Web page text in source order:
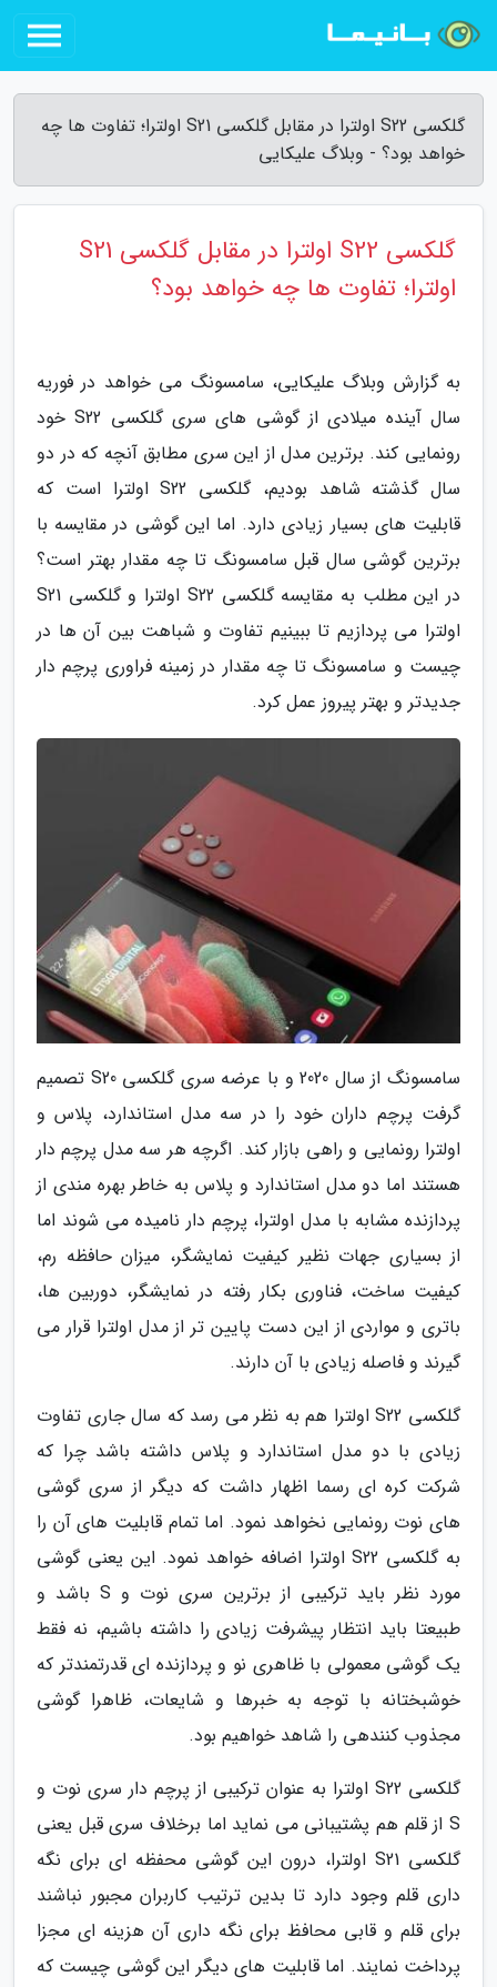
گلکسی S22 اولترا در مقابل گلکسی S21 اولترا؛ تفاوت ها چه
خواهد بود؟ - وبلاگ علیکایی
گلکسی S22 اولترا در مقابل گلکسی S21
اولترا؛ تفاوت ها چه خواهد بود؟
به گزارش وبلاگ علیکایی، سامسونگ می خواهد در فوریه
سال آینده میلادی از گوشی های سری گلکسی S22 خود
رونمایی کند. برترین مدل از این سری مطابق آنچه که در دو
سال گذشته شاهد بودیم، گلکسی S22 اولترا است که
قابلیت های بسیار زیادی دارد. اما این گوشی در مقایسه با
برترین گوشی سال قبل سامسونگ تا چه مقدار بهتر است؟
در این مطلب به مقایسه گلکسی S22 اولترا و گلکسی S21
اولترا می پردازیم تا ببینیم تفاوت و شباهت بین آن ها در
چیست و سامسونگ تا چه مقدار در زمینه فراوری پرچم دار
جدیدتر و بهتر پیروز عمل کرد.
سامسونگ از سال 2020 و با عرضه سری گلکسی S20 تصمیم
گرفت پرچم داران خود را در سه مدل استاندارد، پلاس و
اولترا رونمایی و راهی بازار کند. اگرچه هر سه مدل پرچم دار
هستند اما دو مدل استاندارد و پلاس به خاطر بهره مندی از
پردازنده مشابه با مدل اولترا، پرچم دار نامیده می شوند اما
از بسیاری جهات نظیر کیفیت نمایشگر، میزان حافظه رم،
کیفیت ساخت، فناوری بکار رفته در نمایشگر، دوربین ها،
باتری و مواردی از این دست پایین تر از مدل اولترا قرار می
گیرند و فاصله زیادی با آن دارند.
گلکسی S22 اولترا هم به نظر می رسد که سال جاری تفاوت
زیادی با دو مدل استاندارد و پلاس داشته باشد چرا که
شرکت کره ای رسما اظهار داشت که دیگر از سری گوشی
های نوت رونمایی نخواهد نمود. اما تمام قابلیت های آن را
به گلکسی S22 اولترا اضافه خواهد نمود. این یعنی گوشی
مورد نظر باید ترکیبی از برترین سری نوت و S باشد و
طبیعتا باید انتظار پیشرفت زیادی را داشته باشیم، نه فقط
یک گوشی معمولی با ظاهری نو و پردازنده ای قدرتمندتر که
خوشبختانه با توجه به خبرها و شایعات، ظاهرا گوشی
مجذوب کنندهی را شاهد خواهیم بود.
گلکسی S22 اولترا به عنوان ترکیبی از پرچم دار سری نوت و
S از قلم هم پشتیبانی می نماید اما برخلاف سری قبل یعنی
گلکسی S21 اولترا، درون این گوشی محفظه ای برای نگه
داری قلم وجود دارد تا بدین ترتیب کاربران مجبور نباشند
برای قلم و قابی محافظ برای نگه داری آن هزینه ای مجزا
پرداخت نمایند. اما قابلیت های دیگر این گوشی چیست که